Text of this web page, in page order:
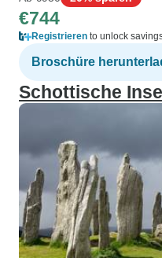
€744
Registrieren to unlock
Broschüre
Schottische